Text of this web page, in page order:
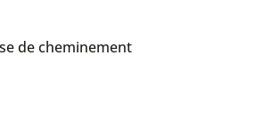
de cheminement